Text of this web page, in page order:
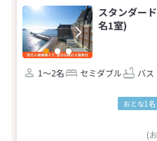
スタンダー
名1室)
1～2名 セミダブル バス
おとな1名
(